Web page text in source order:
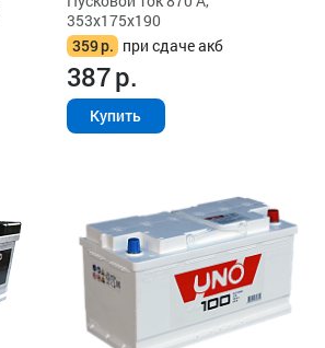
353x175x190
359р. при сдаче акб
387р.
Купить